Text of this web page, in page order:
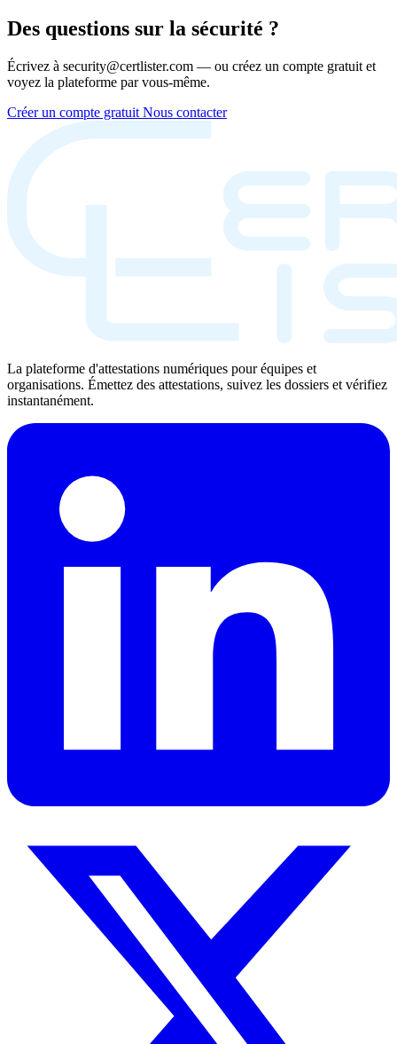
Des questions sur la sécurité ?
Écrivez à security@certlister.com — ou créez un compte gratuit et
voyez la plateforme par vous-même.
Créer un compte gratuit Nous contacter
La plateforme d'attestations numériques pour équipes et
organisations. Émettez des attestations, suivez les dossiers et vérifiez
instantanément.